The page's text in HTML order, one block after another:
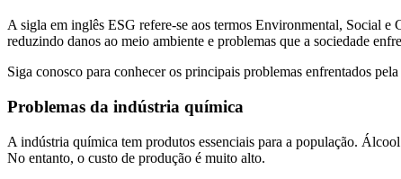
A sigla em inglês ESG refere-se aos termos Environmental, Social
reduzindo danos ao meio ambiente e problemas que a sociedade
Siga conosco para conhecer os principais problemas enfrentados
Problemas da indústria química
A indústria química tem produtos essenciais para a população.
No entanto, o custo de produção é muito alto.